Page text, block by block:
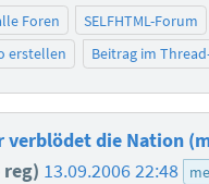
Foren SELFHTML-Forum
erstellen
Beitrag im
verblödet die Nation
reg) 13.09.2006 22:48